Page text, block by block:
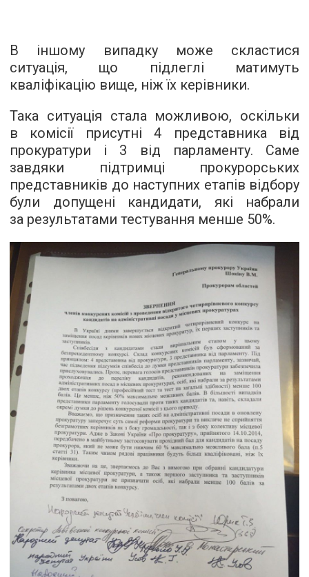
В іншому випадку може скластися
ситуація, що підлеглі матимуть
кваліфікацію вище, ніж їх керівники.
Така ситуація стала можливою, оскільки
в комісії присутні 4 представника від
прокуратури і 3 від парламенту. Саме
завдяки підтримці прокурорських
представників до наступних етапів відбору
були допущені кандидати, які набрали
за результатами тестування менше 50%.